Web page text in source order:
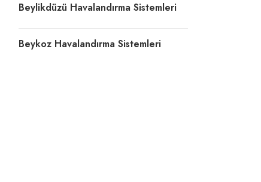
Beylikdüzü Havalandırma Sistemleri
Beykoz Havalandırma Sistemleri